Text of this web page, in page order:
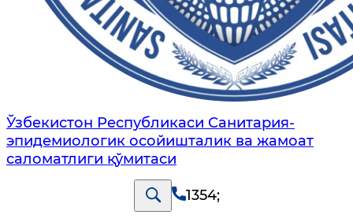
Ўзбекистон Республикаси Санитария-
эпидемиологик осойишталик ва жамоат
саломатлиги қўмитаси
1354;